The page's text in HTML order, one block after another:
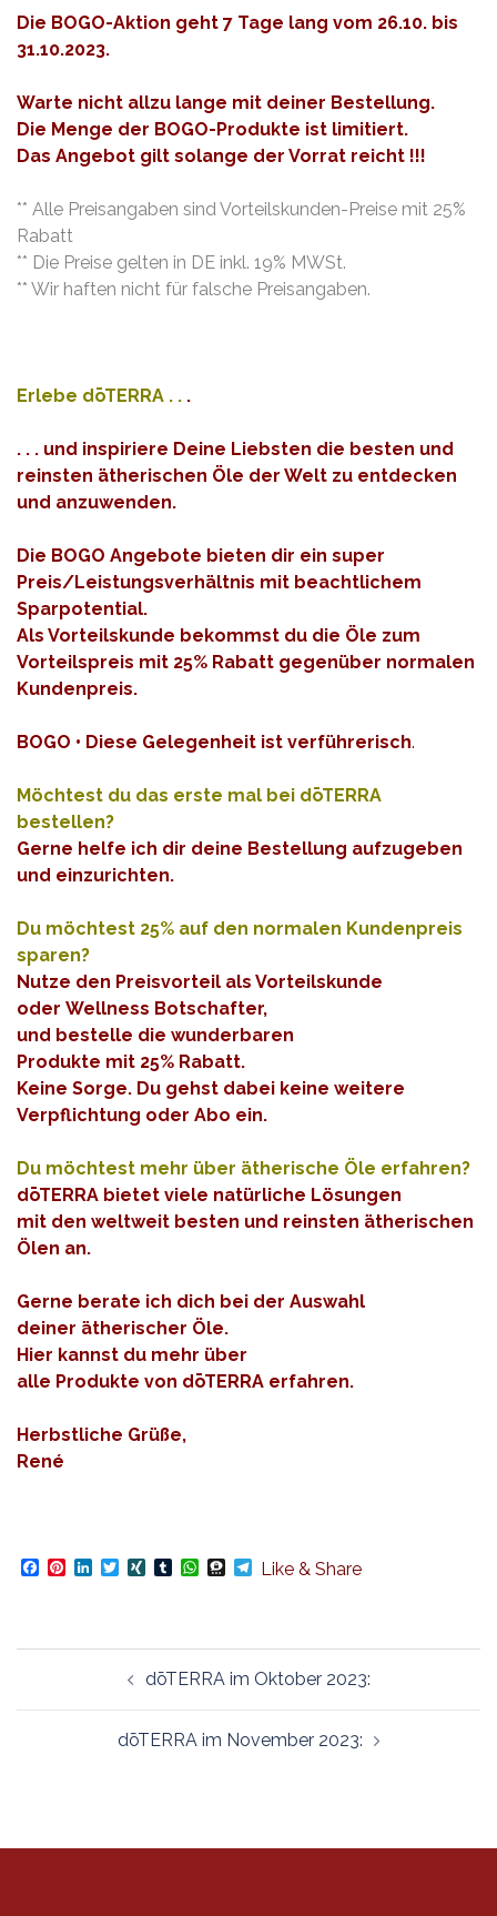
Die BOGO-Aktion geht 7 Tage lang vom 26.10. bis
31.10.2023.
Warte nicht allzu lange mit deiner Bestellung.
Die Menge der BOGO-Produkte ist limitiert.
Das Angebot gilt solange der Vorrat reicht !!!
** Alle Preisangaben sind Vorteilskunden-Preise mit 25%
Rabatt
** Die Preise gelten in DE inkl. 19% MWSt.
** Wir haften nicht für falsche Preisangaben.
Erlebe dōTERRA . . .
. . . und inspiriere Deine Liebsten die besten und
reinsten ätherischen Öle der Welt zu entdecken
und anzuwenden.
Die BOGO Angebote bieten dir ein super
Preis/Leistungsverhältnis mit beachtlichem
Sparpotential.
Als Vorteilskunde bekommst du die Öle zum
Vorteilspreis mit 25% Rabatt gegenüber normalen
Kundenpreis.
BOGO • Diese Gelegenheit ist verführerisch.
Möchtest du das erste mal bei dōTERRA
bestellen?
Gerne helfe ich dir deine Bestellung aufzugeben
und einzurichten.
Du möchtest 25% auf den normalen Kundenpreis
sparen?
Nutze den Preisvorteil als Vorteilskunde
oder Wellness Botschafter,
und bestelle die wunderbaren
Produkte mit 25% Rabatt.
Keine Sorge. Du gehst dabei keine weitere
Verpflichtung oder Abo ein.
Du möchtest mehr über ätherische Öle erfahren?
dōTERRA bietet viele natürliche Lösungen
mit den weltweit besten und reinsten ätherischen
Ölen an.
Gerne berate ich dich bei der Auswahl
deiner ätherischer Öle.
Hier kannst du mehr über
alle Produkte von dōTERRA erfahren.
Herbstliche Grüße,
René
Facebook
Pinterest
LinkedIn
TwitterXINGTumblrWhatsApp
Threema
Telegram
Like & Share
dōTERRA im Oktober 2023:
dōTERRA im November 2023: